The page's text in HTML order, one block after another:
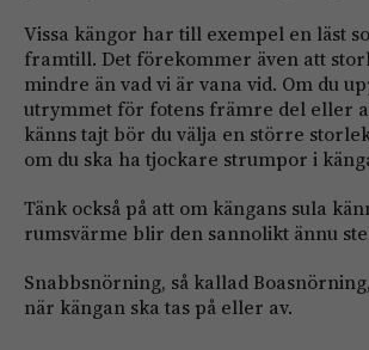
Vissa kängor har till exempel en läst
framtill. Det förekommer även att
mindre än vad vi är vana vid. Om du
utrymmet för fotens främre del eller
känns tajt bör du välja en större
om du ska ha tjockare strumpor i
Tänk också på att om kängans sula
rumsvärme blir den sannolikt ännu
Snabbsnörning, så kallad
när kängan ska tas på eller av.